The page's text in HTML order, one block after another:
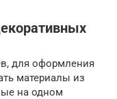
для оформления
материалы из
на одном